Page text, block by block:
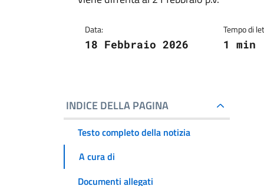
Data:
18 Febbraio 2026
Tempo di
1 min
INDICE DELLA PAGINA
Testo completo della notizia
A cura di
Documenti allegati